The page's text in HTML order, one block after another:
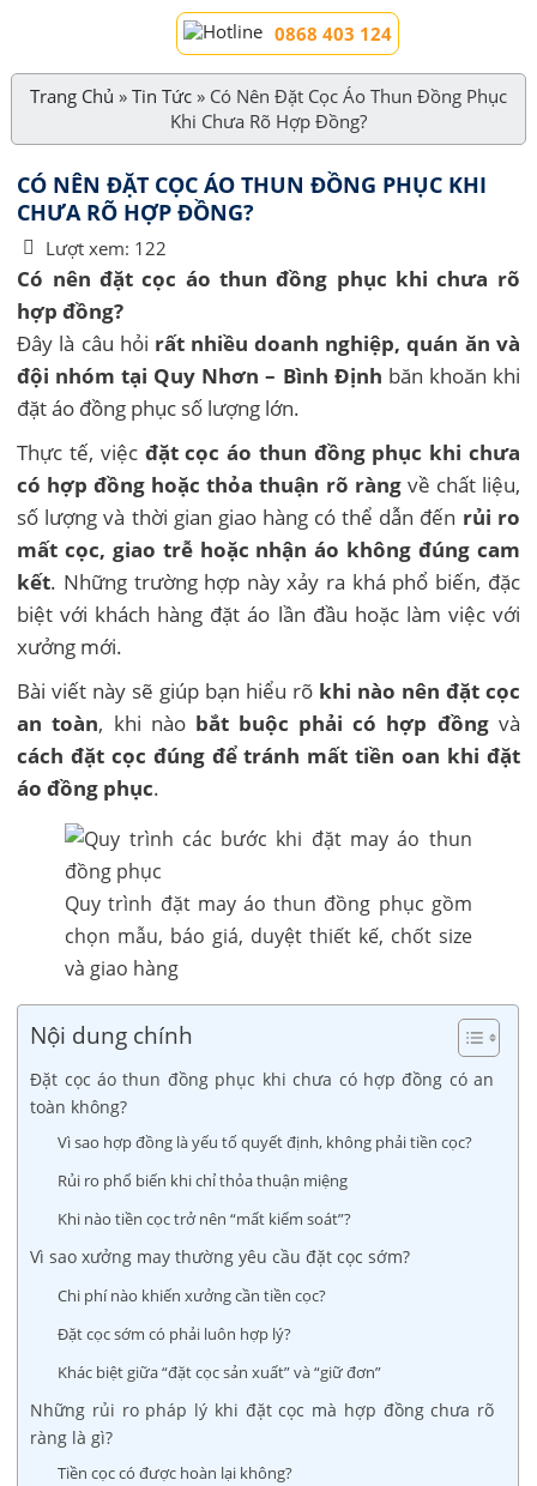
0868 403 124
Trang Chủ » Tin Tức» Có Nên Đặt Cọc Áo Thun Đồng Phục
Khi Chưa Rõ Hợp Đồng?
CÓ NÊN ĐẶT CỌC ÁO THUN ĐỒNG PHỤC KHI
CHƯA RÕ HỢP ĐỒNG?
Lượt xem: 122
Có nên đặt cọc áo thun đồng phục khi chưa rõ
hợp đồng?
Đây là câu hỏi rất nhiều doanh nghiệp, quán ăn và
đội nhóm tại Quy Nhơn – Bình Định băn khoăn khi
đặt áo đồng phục số lượng lớn.
Thực tế, việc đặt cọc áo thun đồng phục khi chưa
có hợp đồng hoặc thỏa thuận rõ ràngvề chất liệu,
số lượng và thời gian giao hàng có thể dẫn đến rủi ro
mất cọc, giao trễ hoặc nhận áo không đúng cam
kết. Những trường hợp này xảy ra khá phổ biến, đặc
biệt với khách hàng đặt áo lần đầu hoặc làm việc với
xưởng mới.
Bài viết này sẽ giúp bạn hiểu rõ khi nào nên đặt cọc
an toàn, khi nào bắt buộc phải có hợp đồngvà
cách đặt cọc đúng để tránh mất tiền oan khi đặt
áo đồng phục.
Quy trình đặt may áo thun đồng phục gồm
chọn mẫu, báo giá, duyệt thiết kế, chốt size
và giao hàng
Nội dung chính
Đặt cọc áo thun đồng phục khi chưa có hợp đồng có an
toàn không?
Vì sao hợp đồng là yếu tố quyết định, không phải tiền cọc?
Rủi ro phổ biến khi chỉ thỏa thuận miệng
Khi nào tiền cọc trở nên “mất kiểm soát”?
Vì sao xưởng may thường yêu cầu đặt cọc sớm?
Chi phí nào khiến xưởng cần tiền cọc?
Đặt cọc sớm có phải luôn hợp lý?
Khác biệt giữa “đặt cọc sản xuất” và “giữ đơn”
Những rủi ro pháp lý khi đặt cọc mà hợp đồng chưa rõ
ràng là gì?
Tiền cọc có được hoàn lại không?